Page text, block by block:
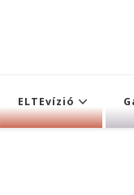
ELTEvízió